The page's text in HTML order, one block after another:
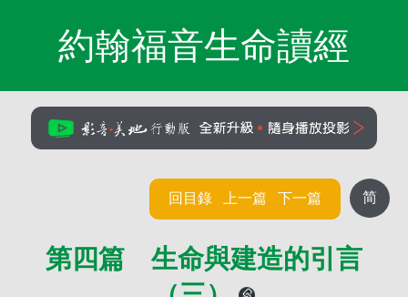
約翰福音生命讀經
简
回目錄 上一篇 下一篇
第四篇 生命與建造的引言